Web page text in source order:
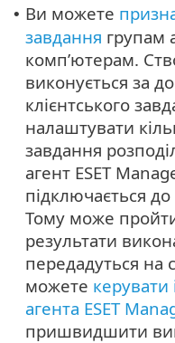
• Ви можете
завдання групам
комп’ютерам.
виконується за
клієнтського
налаштувати
завдання
агент ESET
підключається до
Тому може
результати
передадуться на
можете
агента ESET
пришвидшити